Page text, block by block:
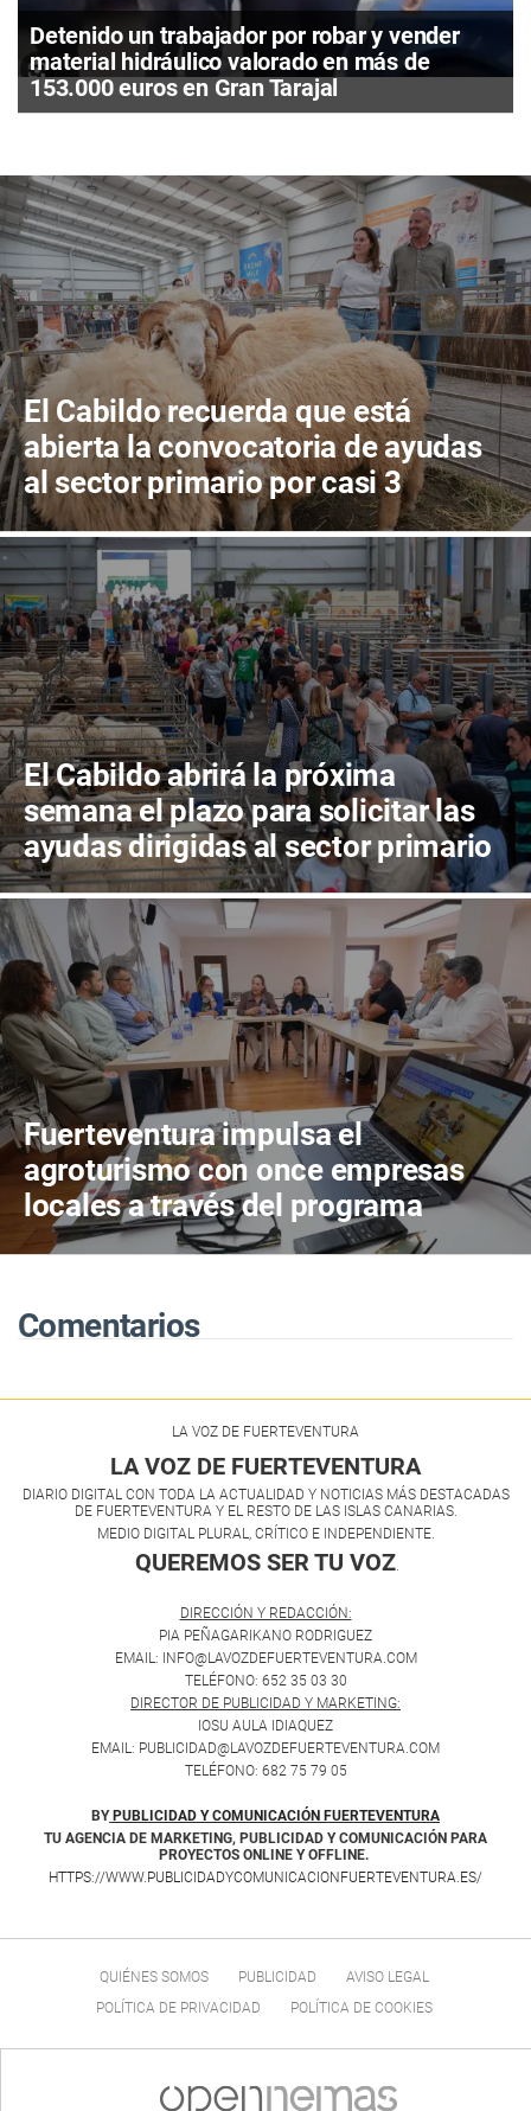
Detenido un trabajador por robar y vender
material hidráulico valorado en más de
153.000 euros en Gran Tarajal
El Cabildo recuerda que está
abierta la convocatoria de ayudas
al sector primario por casi 3
millones de euros
El Cabildo abrirá la próxima
semana el plazo para solicitar las
ayudas dirigidas al sector primario
Fuerteventura impulsa el
agroturismo con once empresas
locales a través del programa
nacional MISEA
Comentarios
LA VOZ DE FUERTEVENTURA
LA VOZ DE FUERTEVENTURA
DIARIO DIGITAL CON TODA LA ACTUALIDAD Y NOTICIAS MÁS DESTACADAS
DE FUERTEVENTURA Y EL RESTO DE LAS ISLAS CANARIAS.
MEDIO DIGITAL PLURAL, CRÍTICO E INDEPENDIENTE.
QUEREMOS SER TU VOZ.
DIRECCIÓN Y REDACCIÓN:
PIA PEÑAGARIKANO RODRIGUEZ
EMAIL: INFO@LAVOZDEFUERTEVENTURA.COM
TELÉFONO: 652 35 03 30
DIRECTOR DE PUBLICIDAD Y MARKETING:
IOSU AULA IDIAQUEZ
EMAIL: PUBLICIDAD@LAVOZDEFUERTEVENTURA.COM
TELÉFONO: 682 75 79 05
BY PUBLICIDAD Y COMUNICACIÓN FUERTEVENTURA
TU AGENCIA DE MARKETING, PUBLICIDAD Y COMUNICACIÓN PARA
PROYECTOS ONLINE Y OFFLINE.
HTTPS://WWW.PUBLICIDADYCOMUNICACIONFUERTEVENTURA.ES/
QUIÉNES SOMOS PUBLICIDAD
AVISO LEGAL
POLÍTICA DE PRIVACIDAD
POLÍTICA DE COOKIES